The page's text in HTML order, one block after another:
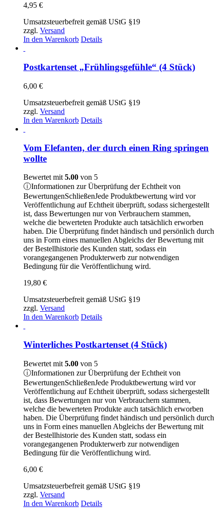
4,95 €
Umsatzsteuerbefreit gemäß UStG §19
zzgl. Versand
In den Warenkorb Details
Postkartenset „Frühlingsgefühle“ (4 Stück)
6,00 €
Umsatzsteuerbefreit gemäß UStG §19
zzgl. Versand
In den Warenkorb Details
Vom Elefanten, der durch einen Ring springen
wollte
Bewertet mit 5.00 von 5
ⓘInformationen zur Überprüfung der Echtheit von
BewertungenSchließenJede Produktbewertung wird vor
Veröffentlichung auf Echtheit überprüft, sodass sichergestellt
ist, dass Bewertungen nur von Verbrauchern stammen,
welche die bewerteten Produkte auch tatsächlich erworben
haben. Die Überprüfung findet händisch und persönlich durch
uns in Form eines manuellen Abgleichs der Bewertung mit
der Bestellhistorie des Kunden statt, sodass ein
vorangegangenen Produkterwerb zur notwendigen
Bedingung für die Veröffentlichung wird.
19,80 €
Umsatzsteuerbefreit gemäß UStG §19
zzgl. Versand
In den Warenkorb Details
Winterliches Postkartenset (4 Stück)
Bewertet mit 5.00 von 5
ⓘInformationen zur Überprüfung der Echtheit von
BewertungenSchließenJede Produktbewertung wird vor
Veröffentlichung auf Echtheit überprüft, sodass sichergestellt
ist, dass Bewertungen nur von Verbrauchern stammen,
welche die bewerteten Produkte auch tatsächlich erworben
haben. Die Überprüfung findet händisch und persönlich durch
uns in Form eines manuellen Abgleichs der Bewertung mit
der Bestellhistorie des Kunden statt, sodass ein
vorangegangenen Produkterwerb zur notwendigen
Bedingung für die Veröffentlichung wird.
6,00 €
Umsatzsteuerbefreit gemäß UStG §19
zzgl. Versand
In den Warenkorb Details